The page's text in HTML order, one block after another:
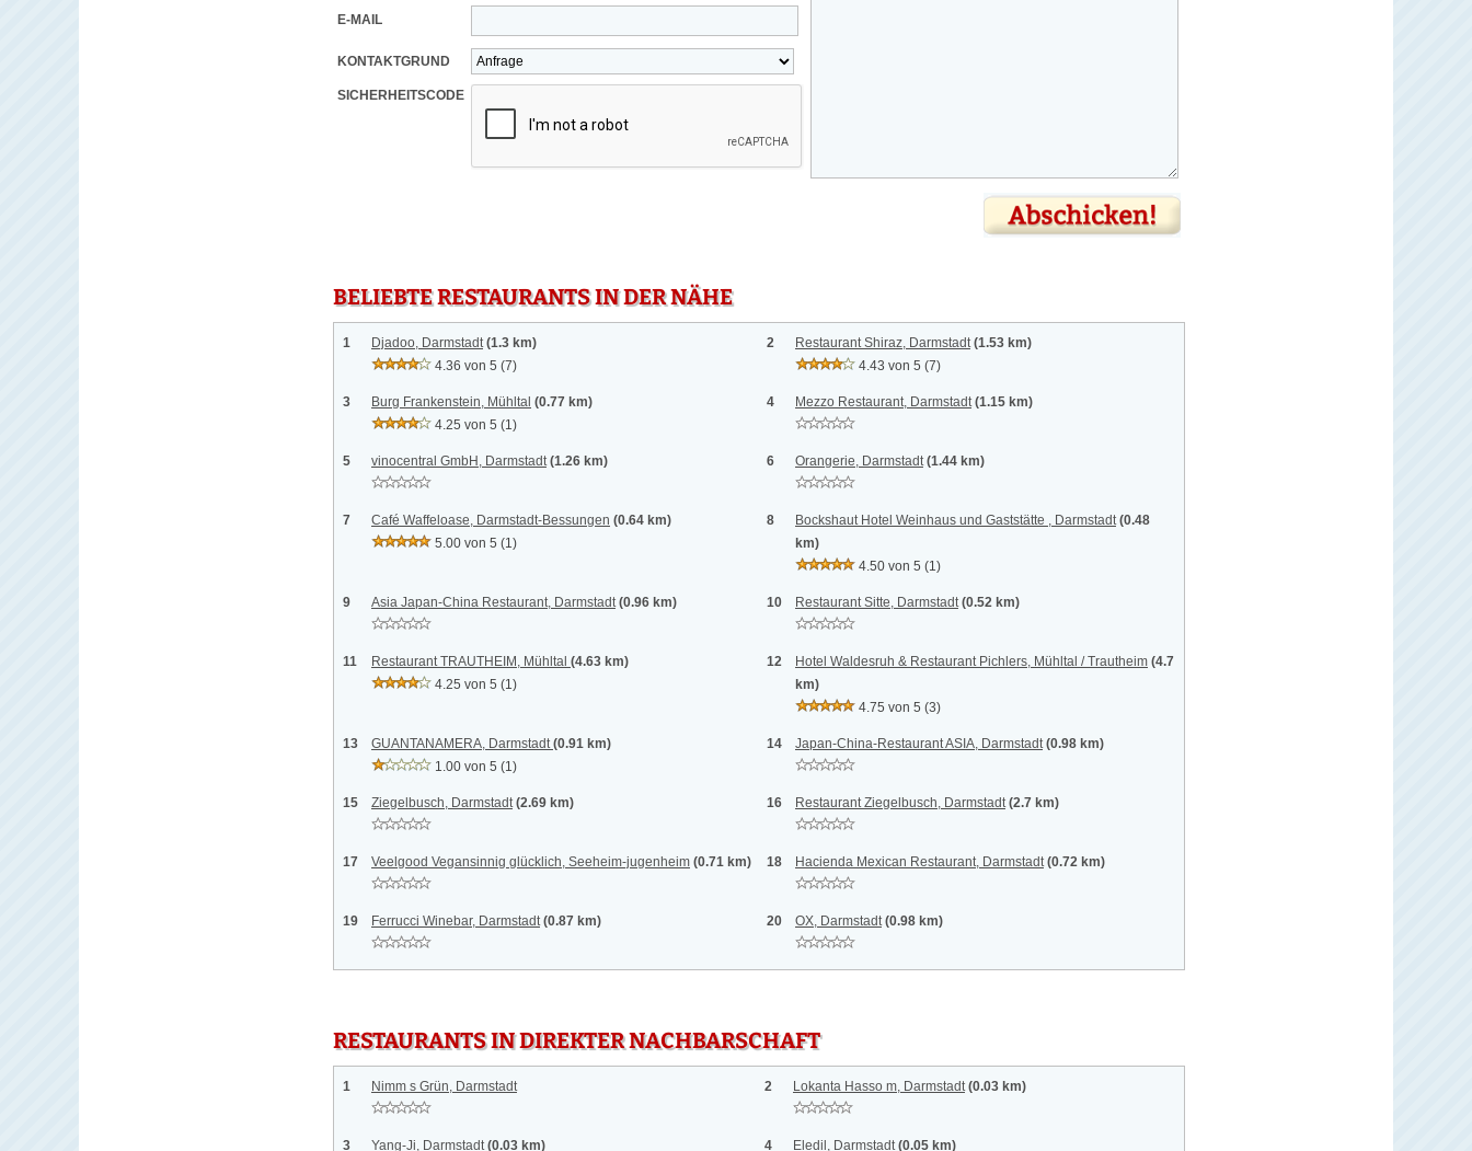
E-MAIL
KONTAKTGRUND
SICHERHEITSCODE
BELIEBTE RESTAURANTS IN DER NÄHE
1 Djadoo, Darmstadt (1.3 km)
4.36 von 5 (7)
2 Restaurant Shiraz, Darmstadt (1.53 km)
4.43 von 5 (7)
3 Burg Frankenstein, Mühltal (0.77 km)
4.25 von 5 (1)
4 Mezzo Restaurant, Darmstadt (1.15 km)
5 vinocentral GmbH, Darmstadt (1.26 km) 6 Orangerie, Darmstadt (1.44 km)
7 Café Waffeloase, Darmstadt-Bessungen (0.64 km)
5.00 von 5 (1)
8 Bockshaut Hotel Weinhaus und Gaststätte , Darmstadt (0.48
km)
4.50 von 5 (1)
9 Asia Japan-China Restaurant, Darmstadt (0.96 km) 10 Restaurant Sitte, Darmstadt (0.52 km)
11 Restaurant TRAUTHEIM, Mühltal (4.63 km)
4.25 von 5 (1)
12 Hotel Waldesruh & Restaurant Pichlers, Mühltal / Trautheim (4.7
km)
4.75 von 5 (3)
13 GUANTANAMERA, Darmstadt(0.91 km)
1.00 von 5 (1)
14 Japan-China-Restaurant ASIA, Darmstadt (0.98 km)
15 Ziegelbusch, Darmstadt (2.69 km) 16 Restaurant Ziegelbusch, Darmstadt (2.7 km)
17 Veelgood Vegansinnig glücklich, Seeheim-jugenheim (0.71 km) 18 Hacienda Mexican Restaurant, Darmstadt (0.72 km)
19 Ferrucci Winebar, Darmstadt (0.87 km) 20 OX, Darmstadt (0.98 km)
RESTAURANTS IN DIREKTER NACHBARSCHAFT
1 Nimm s Grün, Darmstadt 2 Lokanta Hasso m, Darmstadt (0.03 km)
3 Yang-Ji, Darmstadt (0.03 km) 4 Eledil, Darmstadt (0.05 km)